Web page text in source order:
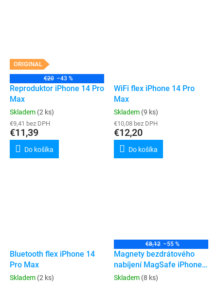
ORIGINAL
€20 –43 %
Reproduktor iPhone 14 Pro
Max
Skladem (2 ks)
€9,41 bez DPH
€11,39
Do košíka
WiFi flex iPhone 14 Pro
Max
Skladem (9 ks)
€10,08 bez DPH
€12,20
Do košíka
Bluetooth flex iPhone 14
Pro Max
Skladem (2 ks)
€8,12 –55 %
Magnety bezdrátového
nabíjení MagSafe iPhone
14 Pro / 14 Pro Max
Skladem (8 ks)